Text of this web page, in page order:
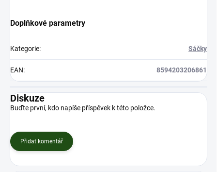
Doplňkové parametry
Kategorie: Sáčky
EAN: 8594203206861
Diskuze
Buďte první, kdo napíše příspěvek k této položce.
Přidat komentář